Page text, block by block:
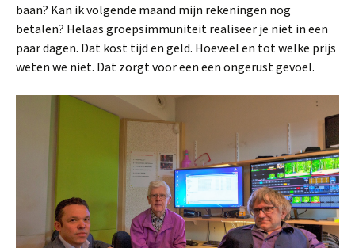
baan? Kan ik volgende maand mijn rekeningen nog
betalen? Helaas groepsimmuniteit realiseer je niet in een
paar dagen. Dat kost tijd en geld. Hoeveel en tot welke prijs
weten we niet. Dat zorgt voor een een ongerust gevoel.